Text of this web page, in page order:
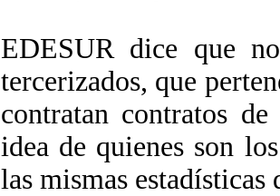
EDESUR dice que
tercerizados, que
contratan contratos
idea de quienes son
las mismas estadísticas